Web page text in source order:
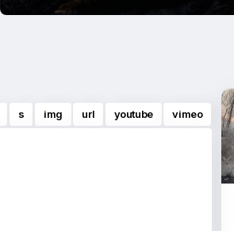
s img url youtube vimeo